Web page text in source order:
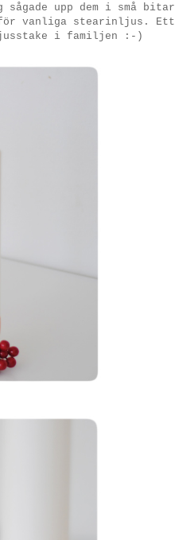
sågade upp dem i små bitar
för vanliga stearinljus. Ett
i familjen :-)